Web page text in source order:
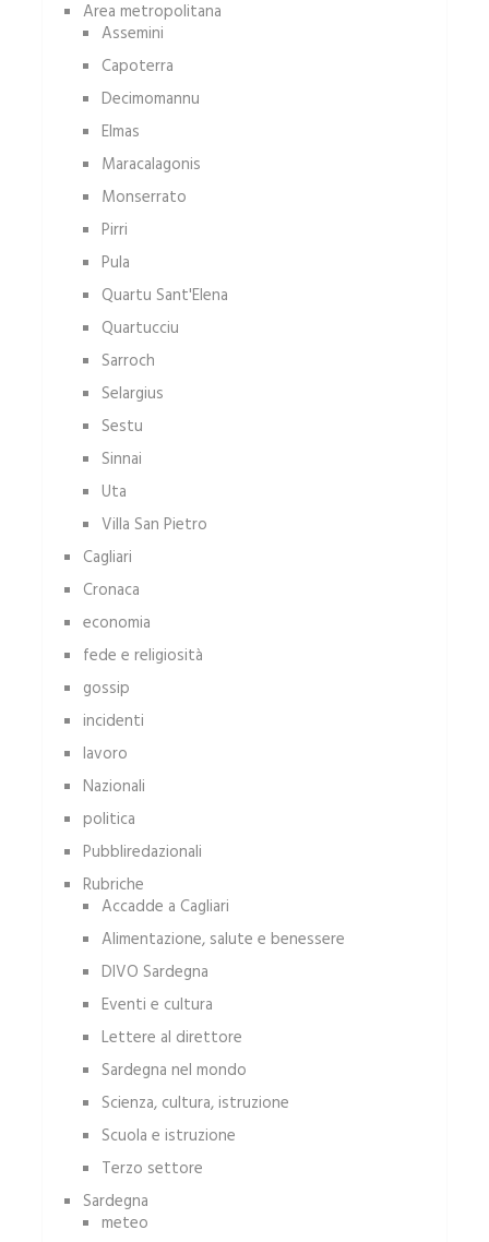
Area metropolitana
Assemini
Capoterra
Decimomannu
Elmas
Maracalagonis
Monserrato
Pirri
Pula
Quartu Sant'Elena
Quartucciu
Sarroch
Selargius
Sestu
Sinnai
Uta
Villa San Pietro
Cagliari
Cronaca
economia
fede e religiosità
gossip
incidenti
lavoro
Nazionali
politica
Pubbliredazionali
Rubriche
Accadde a Cagliari
Alimentazione, salute e benessere
DIVO Sardegna
Eventi e cultura
Lettere al direttore
Sardegna nel mondo
Scienza, cultura, istruzione
Scuola e istruzione
Terzo settore
Sardegna
meteo